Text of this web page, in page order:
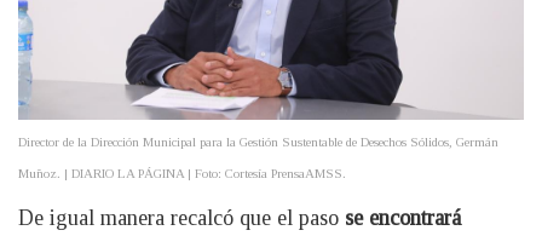
Director de la Dirección Municipal para la Gestión Sustentable de Desechos Sólidos, Germán
Muñoz. | DIARIO LA PÁGINA | Foto: Cortesía PrensaAMSS.
De igual manera recalcó que el paso se encontrará